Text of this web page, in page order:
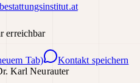
erreichbar
Tab)
Kontakt speichern
Karl Neurauter